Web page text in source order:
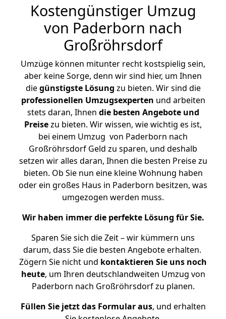
Kostengünstiger Umzug
von Paderborn nach
Großröhrsdorf
Umzüge können mitunter recht kostspielig sein,
aber keine Sorge, denn wir sind hier, um Ihnen
diegünstigste Lösung zu bieten. Wir sind die
professionellen Umzugsexperten und arbeiten
stets daran, Ihnen die besten Angebote und
Preisezu bieten. Wir wissen, wie wichtig es ist,
bei einem Umzug von Paderborn nach
Großröhrsdorf Geld zu sparen, und deshalb
setzen wir alles daran, Ihnen die besten Preise zu
bieten. Ob Sie nun eine kleine Wohnung haben
oder ein großes Haus in Paderborn besitzen, was
umgezogen werden muss.
Wir haben immer die perfekte Lösung für Sie.
Sparen Sie sich die Zeit – wir kümmern uns
darum, dass Sie die besten Angebote erhalten.
Zögern Sie nicht und kontaktieren Sie uns noch
heute, um Ihren deutschlandweiten Umzug von
Paderborn nach Großröhrsdorf zu planen.
Füllen Sie jetzt das Formular aus, und erhalten